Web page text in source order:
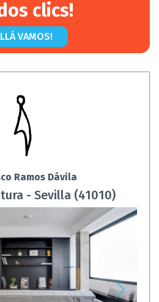
clics!
VAMOS!
Ramos Dávila
- Sevilla (41010)